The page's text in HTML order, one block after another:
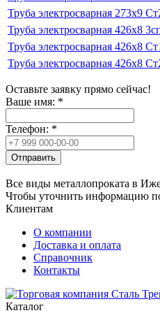
Труба электросварная 273х9
Труба электросварная 426х8
Труба электросварная 426х8
Труба электросварная 426х8
Оставьте заявку прямо сейчас!
Ваше имя: *
Телефон: *
Отправить
Все виды металлопроката в
Чтобы уточнить информацию
Клиентам
О компании
Доставка и оплата
Справочник
Контакты
Каталог